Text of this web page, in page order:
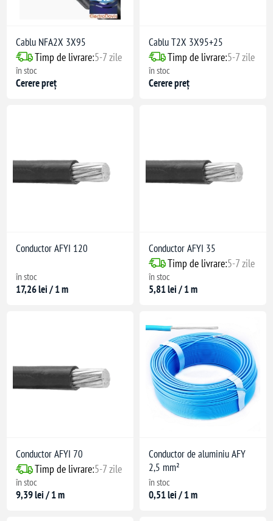
Cablu NFA2X 3X95
Timp de livrare:5-7 zile
în stoc
Cerere preț
Cablu T2X 3X95+25
Timp de livrare:5-7 zile
în stoc
Cerere preț
Conductor AFYI 120
în stoc
17,26 lei / 1 m
Conductor AFYI 35
Timp de livrare:5-7 zile
în stoc
5,81 lei / 1 m
Conductor AFYI 70
Timp de livrare:5-7 zile
în stoc
9,39 lei / 1 m
Conductor de aluminiu AFY
2,5 mm²
în stoc
0,51 lei / 1 m